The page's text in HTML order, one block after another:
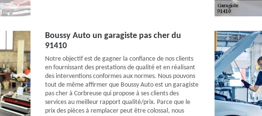
Boussy Auto un garagiste pas cher du
91410
Notre objectif est de gagner la confiance de nos clients
en fournissant des prestations de qualité et en réalisant
des interventions conformes aux normes. Nous pouvons
tout de même affirmer que Boussy Auto est un garagiste
pas cher à Corbreuse qui propose à ses clients des
services au meilleur rapport qualité/prix. Parce que le
prix des pièces à remplacer peut être colossal, nous